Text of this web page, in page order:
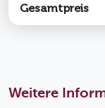
Gesamtpreis
Weitere